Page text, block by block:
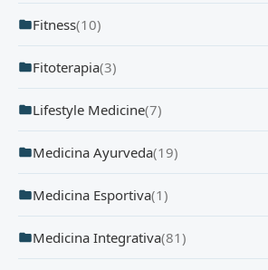
Fitness(10)
Fitoterapia(3)
Lifestyle Medicine(7)
Medicina Ayurveda(19)
Medicina Esportiva(1)
Medicina Integrativa(81)